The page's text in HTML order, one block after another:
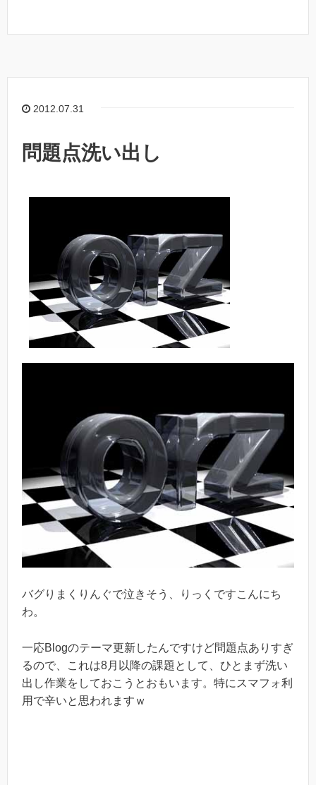
2012.07.31
問題点洗い出し
バグりまくりんぐで泣きそう、りっくですこんにち
わ。
一応Blogのテーマ更新したんですけど問題点ありすぎ
るので、これは8月以降の課題として、ひとまず洗い
出し作業をしておこうとおもいます。特にスマフォ利
用で辛いと思われますｗ